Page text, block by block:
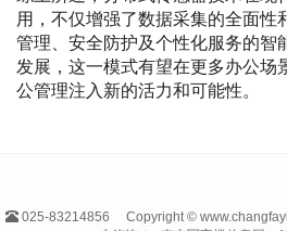
用，不仅增强了数据采集的全面性
管理、安全防护及个性化服务的智
发展，这一模式有望在更多办公场
公管理注入新的活力和可能性。
025-83214856
Copyright ©